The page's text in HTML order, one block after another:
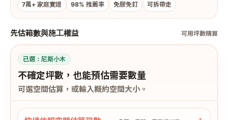
7萬+ 家庭實證 98% 推薦率 免膠免釘 可拆帶走
先估箱數與施工權益 可用坪數精算
已選： 尼斯小木
不確定坪數，也能預估需要數量
可選空間估算，或輸入概約空間大小。